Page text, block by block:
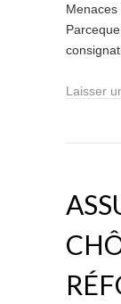
Laisser